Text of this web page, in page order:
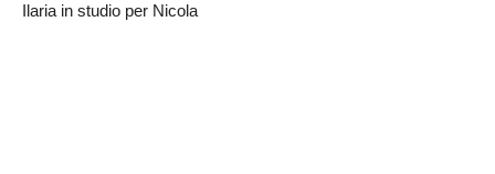
Ilaria in studio per Nicola